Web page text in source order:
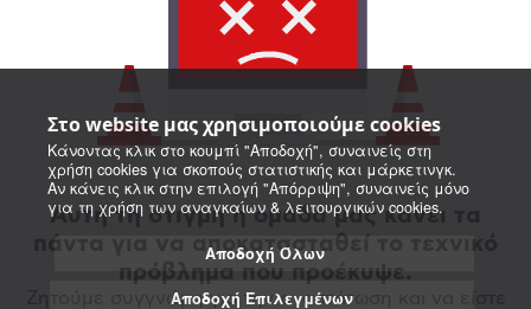
Στο website μας χρησιμοποιούμε cookies
Κάνοντας κλικ στο κουμπί "Αποδοχή", συναινείς στη
χρήση cookies για σκοπούς στατιστικής και μάρκετινγκ.
Αν κάνεις κλικ στην επιλογή "Απόρριψη", συναινείς μόνο
για τη χρήση των αναγκαίων & λειτουργικών cookies.
Αποδοχή Όλων
Αποδοχή Επιλεγμένων
Αυτή τη στιγμή η ομάδα μας κάνει τα
πάντα για να αποκατασταθεί το τεχνικό
πρόβλημα που προέκυψε.
Ζητούμε συγγνώμη για την αναστάτωση και να είστε